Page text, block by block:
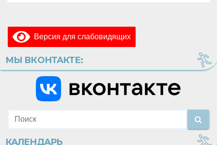
Версия для слабовидящих
МЫ ВКОНТАКТЕ:
КАЛЕНДАРЬ